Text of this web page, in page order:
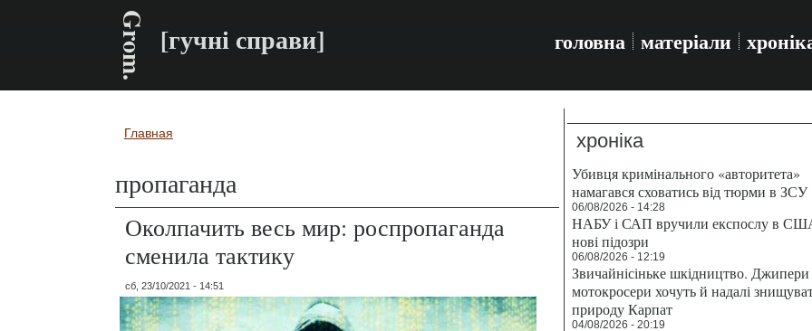
Grom. [гучні справи] головна матеріали
Вы здесь
Главная
пропаганда
Околпачить весь мир: роспропаганда
сменила тактику
сб, 23/10/2021 - 14:51
хроніка
Убивця кримінального «авторитета»
намагався сховатись від тюрми в ЗСУ
06/08/2026 - 14:28
НАБУ і САП вручили експослу в
нові підозри
06/08/2026 - 12:19
Звичайнісіньке шкідництво. Джипери
мотокросери хочуть й надалі
природу Карпат
04/08/2026 - 20:19